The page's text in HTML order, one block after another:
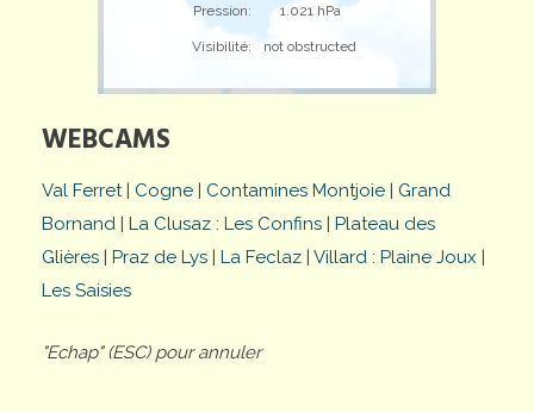
Pression: 1.021 hPa
Visibilité: not obstructed
WEBCAMS
Val Ferret| Cogne | Contamines Montjoie | Grand
Bornand | La Clusaz : Les Confins | Plateau des
Glières | Praz de Lys | La Feclaz | Villard : Plaine Joux |
Les Saisies
"Echap" (ESC) pour annuler